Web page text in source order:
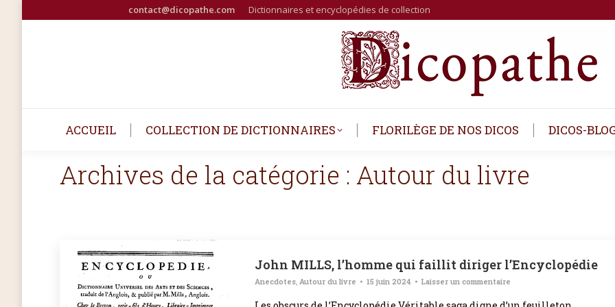
contact@dicopathe.com Dictionnaires et encyclopédies de collection
ACCUEIL COLLECTION DE DICTIONNAIRES FLORILÈGE DE NOS DICOS DICOS-
Archives de la catégorie : Autour du livre
John MILLS, l’homme qui faillit diriger l’Encyclopédie
Anecdotes,Autour du livre 15 juin 2024 Laisser un commentaire